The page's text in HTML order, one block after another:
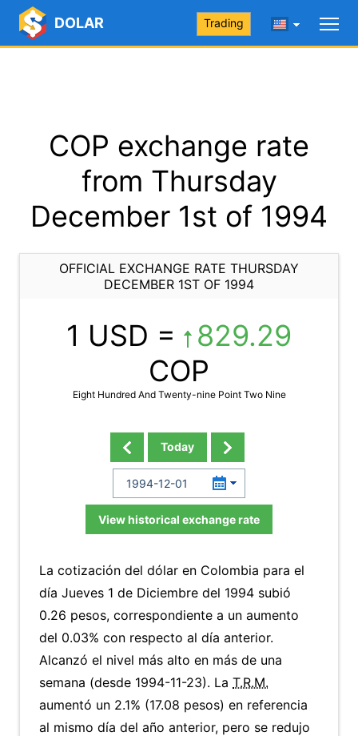
DOLAR Trading
COP exchange rate
from Thursday
December 1st of 1994
OFFICIAL EXCHANGE RATE THURSDAY
DECEMBER 1ST OF 1994
1 USD =
829.29
COP
Eight Hundred And Twenty-nine Point Two Nine
Today
View historical exchange rate
La cotización del dólar en Colombia para el
día Jueves 1 de Diciembre del 1994 subió
0.26 pesos, correspondiente a un aumento
del 0.03% con respecto al día anterior.
Alcanzó el nivel más alto en más de una
semana (desde 1994-11-23). La T.R.M.
aumentó un 2.1% (17.08 pesos) en referencia
al mismo día del año anterior, pero se redujo